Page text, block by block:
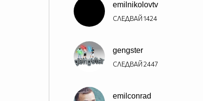
emilnikolovtv
СЛЕДВАЙ1424
gengster
СЛЕДВАЙ2447
emilconrad